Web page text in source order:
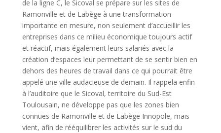
de la ligne C, le Sicoval se prépare sur les sites de
Ramonville et de Labège à une transformation
importante en mesure, non seulement d’accueillir les
entreprises dans ce milieu économique toujours actif
et réactif, mais également leurs salariés avec la
création d’espaces leur permettant de se sentir bien en
dehors des heures de travail dans ce qui pourrait être
appelé une ville audacieuse de demain. Il rappela enfin
à l’auditoire que le Sicoval, territoire du Sud-Est
Toulousain, ne développe pas que les zones bien
connues de Ramonville et de Labège Innopole, mais
vient, afin de rééquilibrer les activités sur le sud du